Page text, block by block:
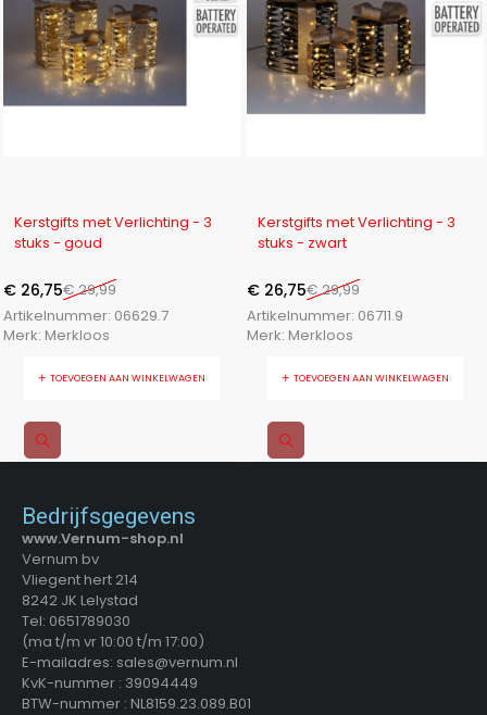
Kerstgifts met Verlichting - 3
stuks - goud
€29,99
€ 26,75
Artikelnummer: 06629.7
Merk: Merkloos
TOEVOEGEN AAN WINKELWAGEN
Kerstgifts met Verlichting - 3
stuks - zwart
€29,99
€ 26,75
Artikelnummer: 06711.9
Merk: Merkloos
TOEVOEGEN AAN WINKELWAGEN
Bedrijfsgegevens
www.Vernum-shop.nl
Vernum bv
Vliegent hert 214
8242 JK Lelystad
Tel: 0651789030
(ma t/m vr 10:00 t/m 17:00)
E-mailadres: sales@vernum.nl
KvK-nummer : 39094449
BTW-nummer : NL8159.23.089.B01